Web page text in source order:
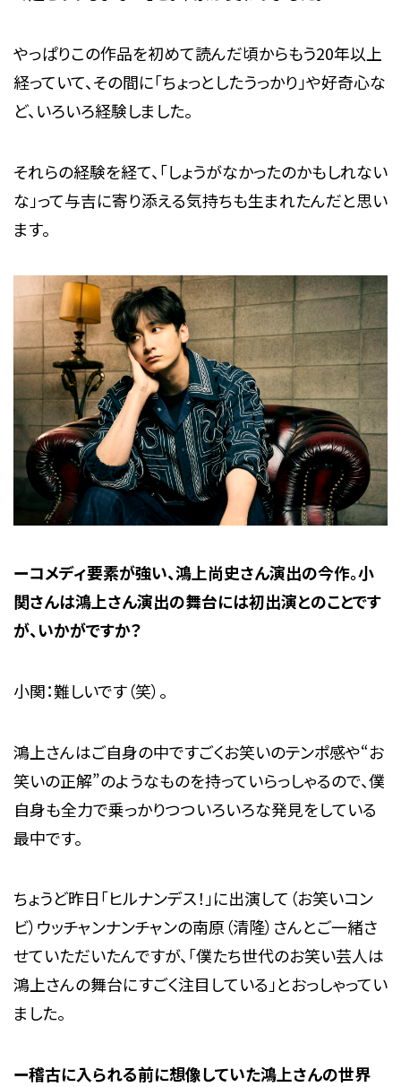
やっぱりこの作品を初めて読んだ頃からもう20年以上
経っていて、その間に「ちょっとしたうっかり」や好奇心な
ど、いろいろ経験しました。
それらの経験を経て、「しょうがなかったのかもしれない
な」って与吉に寄り添える気持ちも生まれたんだと思い
ます。
ーコメディ要素が強い、鴻上尚史さん演出の今作。小
関さんは鴻上さん演出の舞台には初出演とのことです
が、いかがですか？
小関：難しいです（笑）。
鴻上さんはご自身の中ですごくお笑いのテンポ感や“お
笑いの正解”のようなものを持っていらっしゃるので、僕
自身も全力で乗っかりつついろいろな発見をしている
最中です。
ちょうど昨日「ヒルナンデス！」に出演して（お笑いコン
ビ）ウッチャンナンチャンの南原（清隆）さんとご一緒さ
せていただいたんですが、「僕たち世代のお笑い芸人は
鴻上さんの舞台にすごく注目している」とおっしゃってい
ました。
ー稽古に入られる前に想像していた鴻上さんの世界